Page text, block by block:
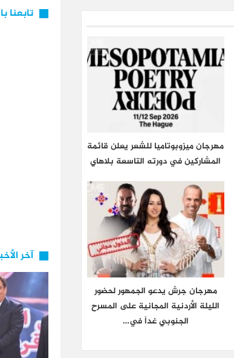
مهرجان ميزوبوتاميا للشعر يعلن قائمة
المشاركين في دورته التاسعة بلاهاي
مهرجان جرش يدعو الجمهور لحضور
الليلة الأردنية المجانية على المسرح
الجنوبي غداً في…
تابعنا
آخر